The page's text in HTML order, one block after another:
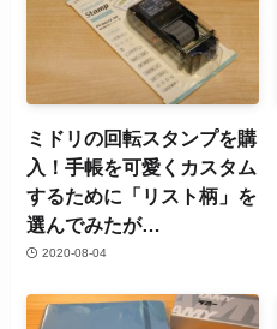
ミドリの回転スタンプを購
入！手帳を可愛くカスタム
するために「リスト柄」を
選んでみたが…
2020-08-04